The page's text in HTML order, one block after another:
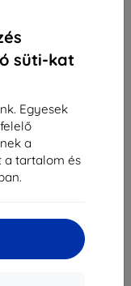
süti-kat
Egyesek
a
a tartalom és